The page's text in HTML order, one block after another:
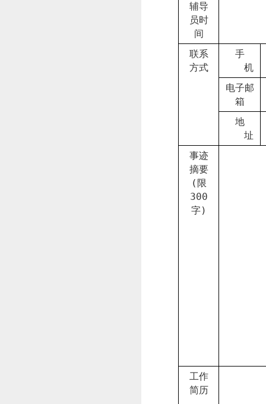
辅导
员时
间
联系
方式
手
机
电子邮
箱
地
址
事迹
摘要
( 限
300
字)
工作
简历